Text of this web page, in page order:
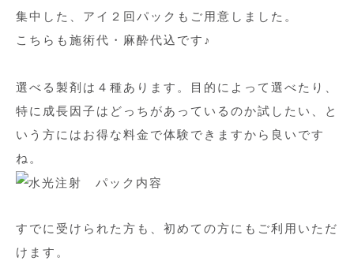
集中した、アイ２回パックもご用意しました。
こちらも施術代・麻酔代込です♪
選べる製剤は４種あります。目的によって選べたり、
特に成長因子はどっちがあっているのか試したい、と
いう方にはお得な料金で体験できますから良いです
ね。
すでに受けられた方も、初めての方にもご利用いただ
けます。